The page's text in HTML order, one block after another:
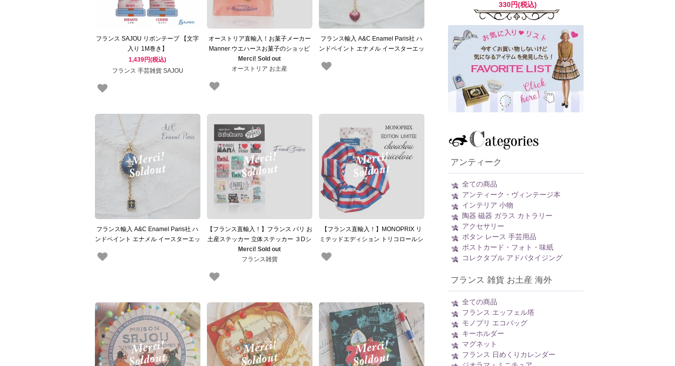
フランス SAJOU リボンテープ 【文字
入り 1M巻き】
1,439円(税込)
フランス 手芸雑貨 SAJOU
オーストリア直輸入！お菓子メーカー
Manner ウエハースお菓子のショッピ
ングバッグ トートバッグ
Merci! Sold out
オーストリア お土産
フランス輸入 A&C Enamel Paris社 ハ
ンドペイント エナメル イースターエッ
フランス輸入 A&C Enamel Paris社 ハ
ンドペイント エナメル イースターエッ
紋章 フルール・ド・リス fleur-de-lis）
【フランス直輸入！】フランス パリ お
土産ステッカー 立体ステッカー ３Dシ
ール（エッフェル塔 マカロン シトロエ
ン２CV PARIS 凱旋門 サクレ・クール
Merci! Sold out
フランス雑貨
【フランス直輸入！】MONOPRIX リ
ミテッドエディション トリコロールシ
330円(税込)
アンティーク
全ての商品
アンティーク・ヴィンテージ本
インテリア 小物
陶器 磁器 ガラス カトラリー
アクセサリー
ボタン レース 手芸用品
ポストカード・フォト・味紙
コレクタブル アドバタイジング
フランス 雑貨 お土産 海外
全ての商品
フランス エッフェル塔
モノプリ エコバッグ
キーホルダー
マグネット
フランス 日めくりカレンダー